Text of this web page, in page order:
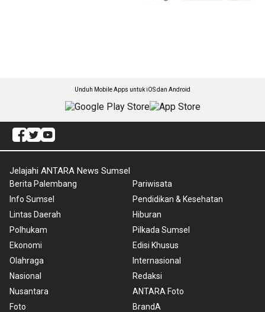
Unduh Mobile Apps untuk iOS dan Android
Jelajahi ANTARA News Sumsel
Berita Palembang
Info Sumsel
Lintas Daerah
Polhukam
Ekonomi
Olahraga
Nasional
Nusantara
Foto
Pariwisata
Pendidikan & Kesehatan
Hiburan
Pilkada Sumsel
Edisi Khusus
Internasional
Redaksi
ANTARA Foto
BrandA